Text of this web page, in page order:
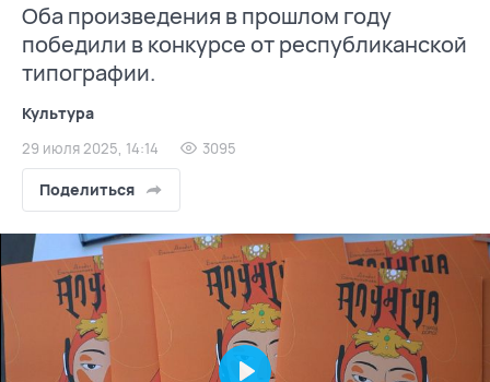
Оба произведения в прошлом году
победили в конкурсе от республиканской
типографии.
Культура
29 июля 2025, 14:14 3095
Поделиться